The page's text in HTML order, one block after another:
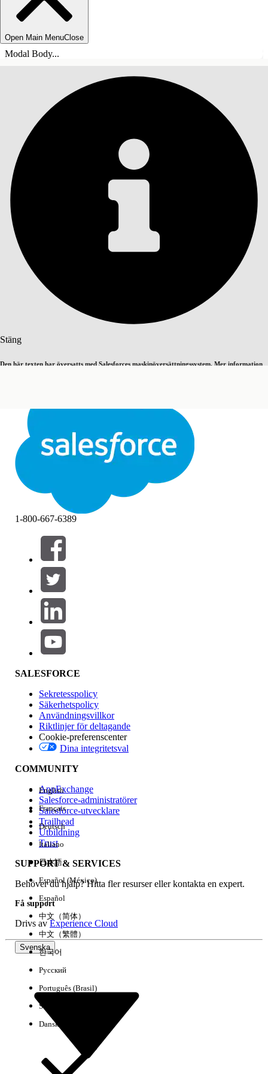
Open Main MenuClose
Modal Body...
Stäng
Den här texten har översatts med Salesforces maskinöversättningssystem. Mer information
StängStäng
Innehållsförteckningar
INNEHÅLLSFÖRTECKNINGAR
Filtrera efter (0)
VÄLJ FILTER
Produktområde
Funktionspåverkan
Version
Händelse
Rensa alla Klart
1-800-667-6389
SALESFORCE
Sekretesspolicy
Säkerhetspolicy
Användningsvillkor
Riktlinjer för deltagande
Cookie-preferenscenter
Dina integritetsval
COMMUNITY
AppExchange
Salesforce-administratörer
Salesforce-utvecklare
Trailhead
Utbildning
Trust
SUPPORT & SERVICES
Behöver du hjälp? Hitta fler resurser eller kontakta en expert.
Få support
Drivs avExperience Cloud
Svenska
English
Français
Deutsch
Italiano
日本語
Español (México)
Español
中文（简体）
中文（繁體）
한국어
Русский
Português (Brasil)
Suomi
Dansk